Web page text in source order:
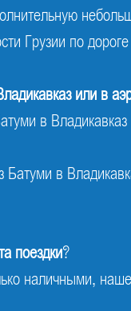
Грузии по
или в
в
в
поездки?
наличными,